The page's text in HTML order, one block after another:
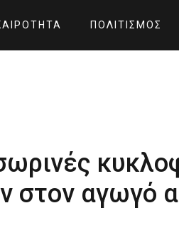
ΠΟΛΙΤΙΣΜΌΣ
στον αγωγό